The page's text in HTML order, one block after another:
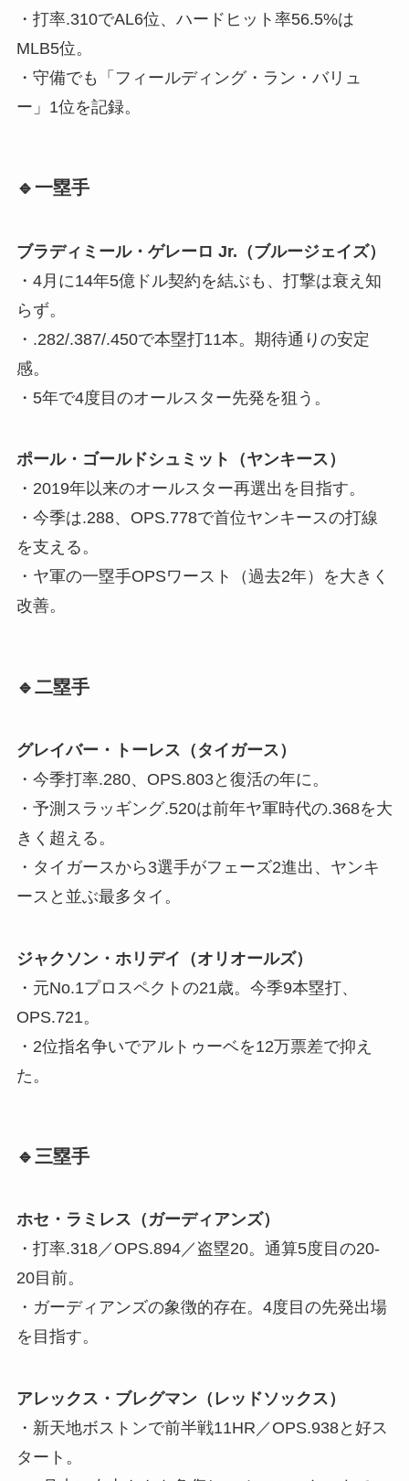
・打率.310でAL6位、ハードヒット率56.5%は
MLB5位。
・守備でも「フィールディング・ラン・バリュ
ー」1位を記録。
🔹一塁手
ブラディミール・ゲレーロ Jr.（ブルージェイズ）
・4月に14年5億ドル契約を結ぶも、打撃は衰え知
らず。
・.282/.387/.450で本塁打11本。期待通りの安定
感。
・5年で4度目のオールスター先発を狙う。
ポール・ゴールドシュミット（ヤンキース）
・2019年以来のオールスター再選出を目指す。
・今季は.288、OPS.778で首位ヤンキースの打線
を支える。
・ヤ軍の一塁手OPSワースト（過去2年）を大きく
改善。
🔹二塁手
グレイバー・トーレス（タイガース）
・今季打率.280、OPS.803と復活の年に。
・予測スラッギング.520は前年ヤ軍時代の.368を大
きく超える。
・タイガースから3選手がフェーズ2進出、ヤンキ
ースと並ぶ最多タイ。
ジャクソン・ホリデイ（オリオールズ）
・元No.1プロスペクトの21歳。今季9本塁打、
OPS.721。
・2位指名争いでアルトゥーベを12万票差で抑え
た。
🔹三塁手
ホセ・ラミレス（ガーディアンズ）
・打率.318／OPS.894／盗塁20。通算5度目の20-
20目前。
・ガーディアンズの象徴的存在。4度目の先発出場
を目指す。
アレックス・ブレグマン（レッドソックス）
・新天地ボストンで前半戦11HR／OPS.938と好ス
タート。